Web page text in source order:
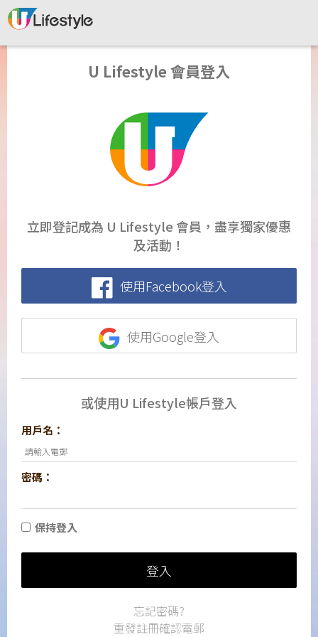
U Lifestyle 會員登入
立即登記成為 U Lifestyle 會員，盡享獨家優惠
及活動！
使用Facebook登入
使用Google登入
或使用U Lifestyle帳戶登入
用戶名：
密碼：
保持登入
登入
忘記密碼?
重發註冊確認電郵